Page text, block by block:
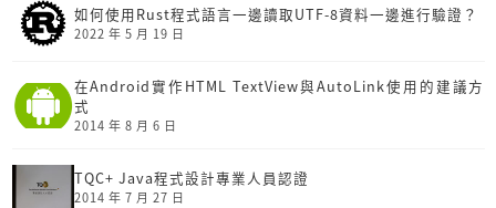
如何使用Rust程式語言一邊讀取UTF-8資料一邊進行驗證？
2022 年 5 月 19 日
在Android實作HTML TextView與AutoLink使用的建議方
式
2014 年 8 月 6 日
TQC+ Java程式設計專業人員認證
2014 年 7 月 27 日